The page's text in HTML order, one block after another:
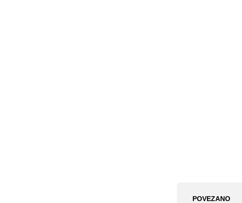
POVEZANO